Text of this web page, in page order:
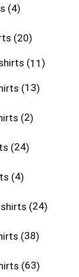
4
20
11
13
2
24
4
24
38
63